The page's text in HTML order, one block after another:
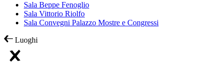
Sala Beppe Fenoglio
Sala Vittorio Riolfo
Sala Convegni Palazzo Mostre e Congressi
Luoghi